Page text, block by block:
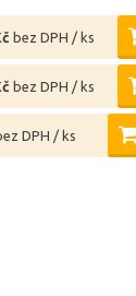
bez DPH / ks
bez DPH / ks
DPH / ks